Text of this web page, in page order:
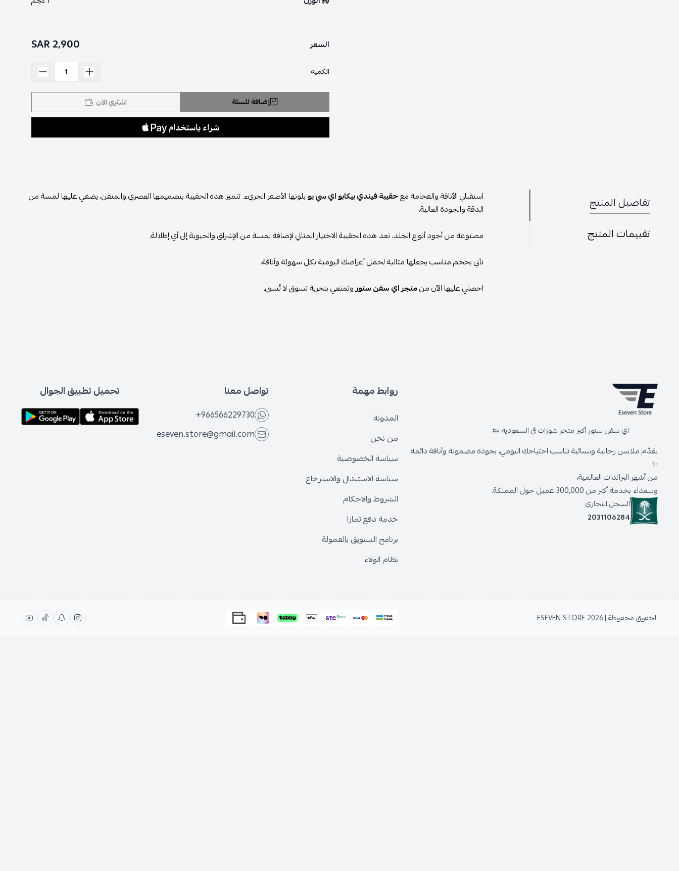
السعر 2,900 SAR
الكمية
إضافة للسلة اشتري الآن
تفاصيل المنتج
تقييمات المنتج
استقبلي الأناقة والفخامة معحقيبة فيندي بيكابو اي سي يوبلونها الأصفر الجريء. تتميز هذه الحقيبة بتصميمها العصري والمتقن، يضفي عليها لمسة من
الدقة والجودة العالية.
مصنوعة من أجود أنواع الجلد، تعد هذه الحقيبة الاختيار المثالي لإضافة لمسة من الإشراق والحيوية إلى أي إطلالة.
تأتي بحجم مناسب يجعلها مثالية لحمل أغراضك اليومية بكل سهولة وأناقة.
احصلي عليها الآن منمتجر اي سفن ستوروتمتعي بتجربة تسوق لا تُنسى.
اي سفن ستور أكبر متجر شوزات في السعودية 👟
يقدّم ملابس رجالية ونسائية تناسب احتياجك اليومي، بجودة مضمونة وأناقة دائمة
✨
من أشهر البراندات العالمية،
وسعداء بخدمة أكثر من 300,000 عميل حول المملكة.
السجل التجاري
2031106284
روابط مهمة
المدونة
من نحن
سياسة الخصوصية
سياسة الاستبدال والاسترجاع
الشروط والاحكام
خدمة دفع تمارا
برنامج التسويق بالعمولة
نظام الولاء
تواصل معنا
+966566229730
eseven.store@gmail.com
تحميل تطبيق الجوال
الحقوق محفوظة | 2026 ESEVEN STORE